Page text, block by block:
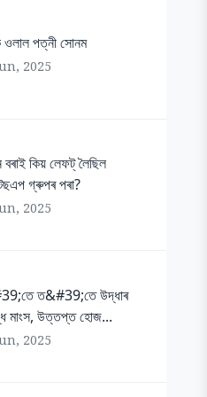
ওলাল পত্নী সোনম
2025
কিয় লেফট্ লৈছিল
গ্ৰুপৰ পৰা?
2025
ত&#39;তে উদ্ধাৰ
মাংস, উত্তপ্ত হোজ...
2025